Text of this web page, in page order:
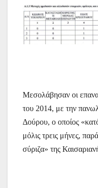
Μεσολάβησαν οι
του 2014, με την
Δούρου, ο οποίος
μόλις τρεις μήνες,
σύριζα» της